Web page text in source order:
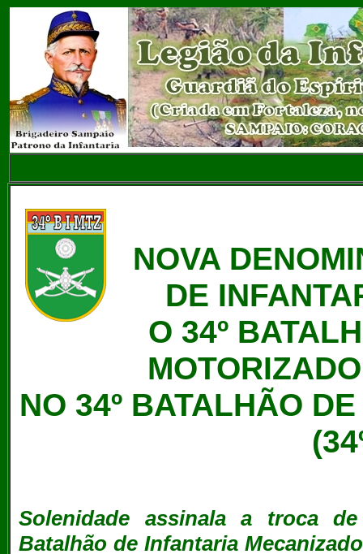
NOVA
DE
O 34º
NO 34º BATALHÃO
Solenidade assinala a troca
Batalhão de Infantaria